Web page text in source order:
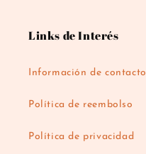
Links de Interés
Información de contacto
Política de reembolso
Política de privacidad